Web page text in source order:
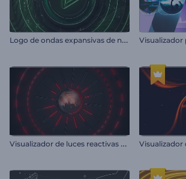
L
ogo de ondas expansivas de neón
V
isualizador de luces reactivas al sonido